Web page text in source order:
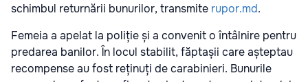
schimbul returnării bunurilor, transmite rupor.md.
Femeia a apelat la poliție și a convenit o întâlnire pentru
predarea banilor. În locul stabilit, făptașii care așteptau
recompense au fost reținuți de carabinieri. Bunurile